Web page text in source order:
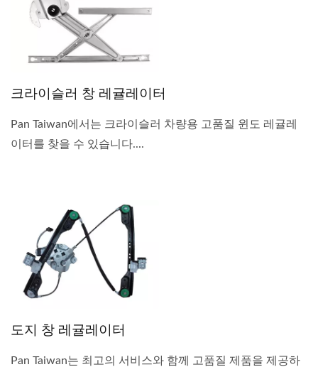
크라이슬러 창 레귤레이터
Pan Taiwan에서는 크라이슬러 차량용 고품질 윈도 레귤레
이터를 찾을 수 있습니다....
도지 창 레귤레이터
Pan Taiwan는 최고의 서비스와 함께 고품질 제품을 제공하